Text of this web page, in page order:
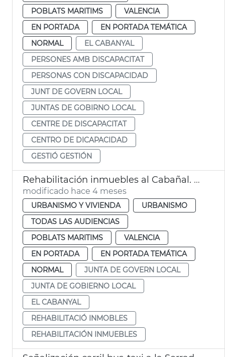
POBLATS MARITIMS
VALENCIA
EN PORTADA
EN PORTADA TEMÁTICA
NORMAL
EL CABANYAL
PERSONES AMB DISCAPACITAT
PERSONAS CON DISCAPACIDAD
JUNT DE GOVERN LOCAL
JUNTAS DE GOBIRNO LOCAL
CENTRE DE DISCAPACITAT
CENTRO DE DICAPACIDAD
GESTIÓ GESTIÓN
Rehabilitación inmuebles al Cabañal. València
modificado hace 4 meses
URBANISMO Y VIVIENDA
URBANISMO
TODAS LAS AUDIENCIAS
POBLATS MARITIMS
VALENCIA
EN PORTADA
EN PORTADA TEMÁTICA
NORMAL
JUNTA DE GOVERN LOCAL
JUNTA DE GOBIERNO LOCAL
EL CABANYAL
REHABILITACIÓ INMOBLES
REHABILITACIÓN INMUEBLES